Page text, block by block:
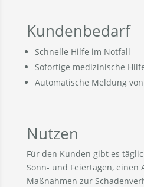
Kundenbedarf
Schnelle Hilfe im Notfall
Sofortige medizinische
Automatische Meldung
Nutzen
Für den Kunden gibt es
Sonn- und Feiertagen, einen
Maßnahmen zur